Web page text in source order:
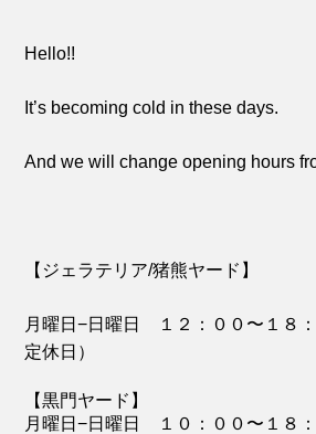
Hello!!
It’s becoming cold in these days.
And we will change opening hours
【ジェラテリア/猪熊ヤード】
月曜日−日曜日 １２：００〜１８
定休日）
【黒門ヤード】
月曜日−日曜日 １０：００〜１８